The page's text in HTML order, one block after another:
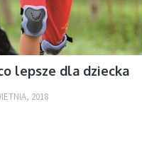
lepsze dla dziecka
2018